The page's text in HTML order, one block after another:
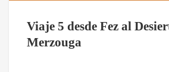
Viaje 5 desde Fez al
Merzouga